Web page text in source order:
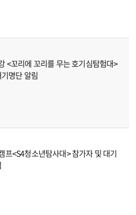
<꼬리에 꼬리를 무는 호기심탐험대>
명단 알림
청소년탐사대> 참가자 및 대기